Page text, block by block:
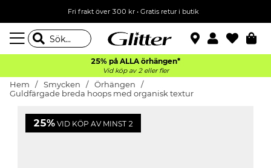
Fri frakt över 300 kr• Gratis retur i butik
25% på ALLA örhängen*
Vid köp av 2 eller fler
Hem Smycken
Örhängen
Guldfärgade breda hoops med organisk textur
25% VID KÖP AV MINST 2